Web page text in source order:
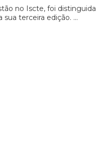
no Iscte, foi distinguida
terceira edição. ...